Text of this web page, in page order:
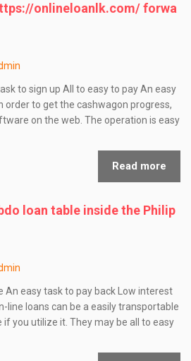
onlineloanlk.com/ forwa
to sign up All to easy to pay An easy
order to get the cashwagon progress,
on the web. The operation is easy
Read more
loan table inside the Philip
An easy task to pay back Low interest
line loans can be a easily transportable
you utilize it. They may be all to easy